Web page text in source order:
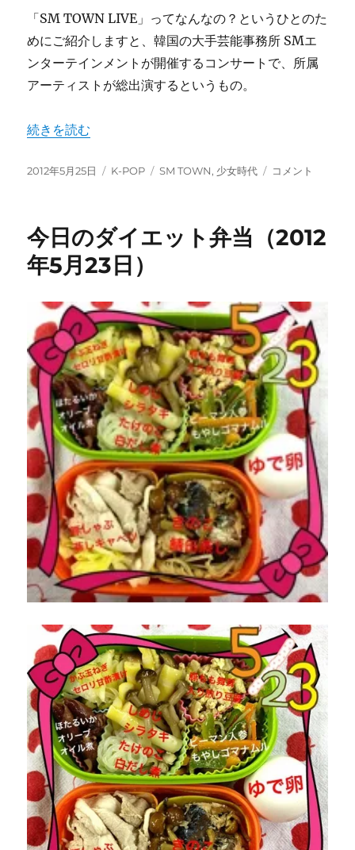
「SM TOWN LIVE」ってなんなの？というひとのた
めにご紹介しますと、韓国の大手芸能事務所 SMエ
ンターテインメントが開催するコンサートで、所属
アーティストが総出演するというもの。
“SMTOWN LIVE WORLD TOUR III in TOKYO チケッ
続きを読む
投
2012年5月25日
カ
ー
K-POP
タ
SM TOWN, 少女時代
SMTOWN
III
in
ケ
ッ
ト
当
た
り
ま
し
た！
に
コメント
今日のダイエット弁当（2012
年5月23日）